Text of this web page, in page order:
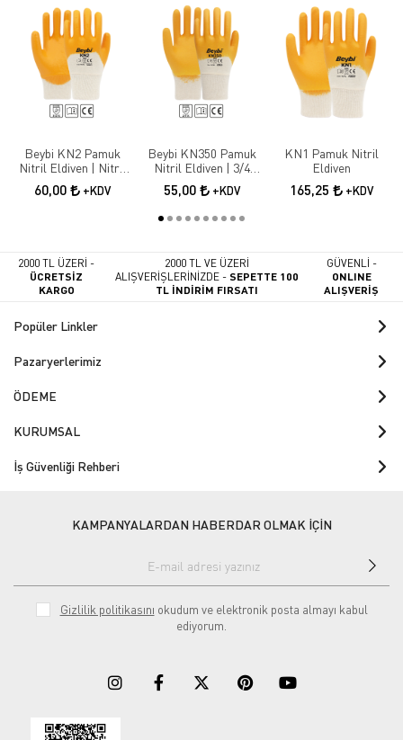
Beybi KN2 Pamuk
Nitril Eldiven | Nitril
Kaplama İş Güvenliği
Eldiveni
60,00 +KDV
Beybi KN350 Pamuk
Nitril Eldiven | 3/4
Nitril Kaplama İş
Eldiveni
55,00 +KDV
KN1 Pamuk Nitril
Eldiven
165,25 +KDV
2000 TL ÜZERİ -
ÜCRETSİZ
KARGO
2000 TL VE ÜZERİ
ALIŞVERİŞLERİNİZDE -SEPETTE 100
TL İNDİRİM FIRSATI
GÜVENLİ -
ONLINE
ALIŞVERİŞ
Popüler Linkler
Pazaryerlerimiz
ÖDEME
KURUMSAL
İş Güvenliği Rehberi
KAMPANYALARDAN HABERDAR OLMAK İÇİN
Gizlilik politikasını okudum ve elektronik posta almayı kabul
ediyorum.